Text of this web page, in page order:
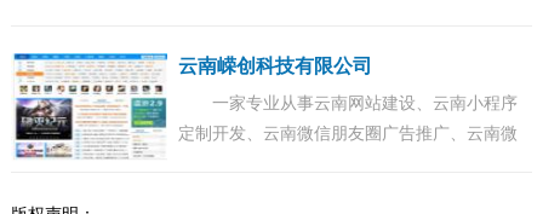
云南嵘创科技有限公司
一家专业从事云南网站建设、云南小程序
定制开发、云南微信朋友圈广告推广、云南微